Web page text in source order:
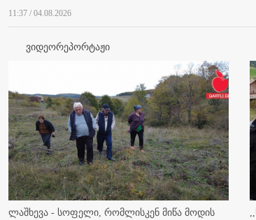
11:37 / 04.08.2026
ვიდეორეპორტაჟი
ლაშხევა - სოფელი, რომლისკენ მიწა მოდის